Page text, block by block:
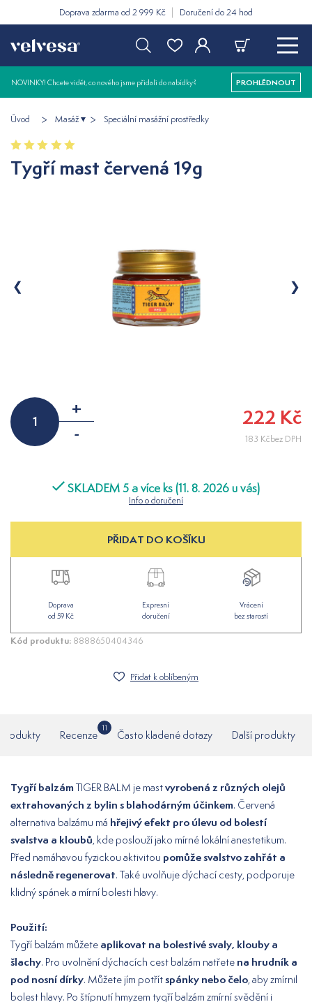
Doprava zdarma od 2 999 Kč Doručení do 24 hod
NOVINKY! Chcete vidět, co nového jsme přidali do nabídky? PROHLÉDNOUT
Úvod Masáž Speciální masážní prostředky
Tygří mast červená 19g
+
-
222 Kč
183 Kčbez DPH
SKLADEM 5 a více ks (11. 8. 2026 u vás)
Info o doručení
PŘIDAT DO KOŠÍKU
Doprava
od 59 Kč
Expresní
doručení
Vrácení
bez starostí
Kód produktu: 8888650404346
Přidat k oblíbeným
Recenze
11
Často kladené dotazy Další produkty
Tygří balzám TIGER BALM je mastvyrobená z různých olejů
extrahovaných z bylin s blahodárným účinkem. Červená
alternativa balzámu má hřejivý efekt pro úlevu od bolestí
svalstva a kloubů , kde poslouží jako mírné lokální anestetikum.
Před namáhavou fyzickou aktivitou pomůže svalstvo zahřát a
následně regenerovat. Také uvolňuje dýchací cesty, podporuje
klidný spánek a mírní bolesti hlavy.
Použití:
Tygří balzám můžete aplikovat na bolestivé svaly, klouby a
šlachy. Pro uvolnění dýchacích cest balzám natřete na hrudník a
pod nosní dírky. Můžete jím potřítspánky nebo čelo , aby zmírnil
bolest hlavy. Po štípnutí hmyzem tygří balzám zmírní svědění i